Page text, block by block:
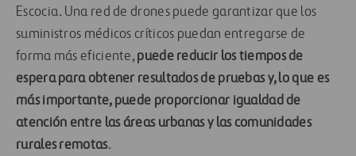
Escocia. Una red de drones puede garantizar que los
suministros médicos críticos puedan entregarse de
forma más eficiente,puede reducir los tiempos de
espera para obtener resultados de pruebas y, lo que es
más importante, puede proporcionar igualdad de
atención entre las áreas urbanas y las comunidades
rurales remotas.